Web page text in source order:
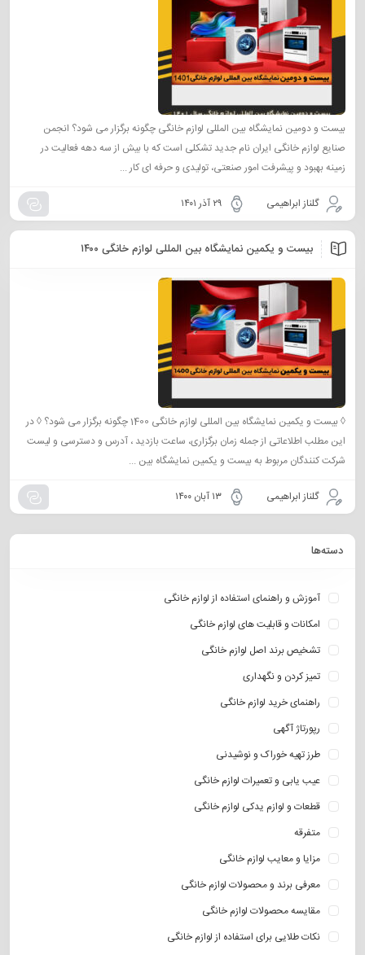
بیست و دومین نمایشگاه بین المللی لوازم خانگی چگونه برگزار می شود؟ انجمن
صنایع لوازم خانگی ایران نام جدید تشکلی است که با بیش از سه دهه فعالیت در
زمینه بهبود و پیشرفت امور صنعتی، تولیدی و حرفه ای کار ...
گلناز ابراهیمی ۲۹ آذر ۱۴۰۱
بیست و یکمین نمایشگاه بین المللی لوازم خانگی ۱۴۰۰
◊ بیست و یکمین نمایشگاه بین المللی لوازم خانگی 1400 چگونه برگزار می شود؟ ◊ در
این مطلب اطلاعاتی از جمله زمان برگزاری، ساعت بازدید ، آدرس و دسترسی و لیست
شرکت کنندگان مربوط به بیست و یکمین نمایشگاه بین ...
گلناز ابراهیمی ۱۳ آبان ۱۴۰۰
دسته‌ها
آموزش و راهنمای استفاده از لوازم خانگی
امکانات و قابلیت های لوازم خانگی
تشخیص برند اصل لوازم خانگی
تمیز کردن و نگهداری
راهنمای خرید لوازم خانگی
رپورتاژ آگهی
طرز تهیه خوراک و نوشیدنی
عیب یابی و تعمیرات لوازم خانگی
قطعات و لوازم یدکی لوازم خانگی
متفرقه
مزایا و معایب لوازم خانگی
معرفی برند و محصولات لوازم خانگی
مقایسه محصولات لوازم خانگی
نکات طلایی برای استفاده از لوازم خانگی